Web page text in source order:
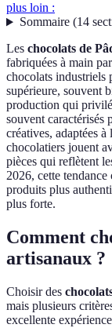
plus loin :
Sommaire(14
Les chocolats de
fabriquées à main
chocolats industriels
supérieure, souvent
production qui
souvent caractérisés
créatives, adaptées
chocolatiers jouent
pièces qui reflètent
2026, cette
produits plus
plus forte.
Comment
artisanaux ?
Choisir des
mais plusieurs
excellente